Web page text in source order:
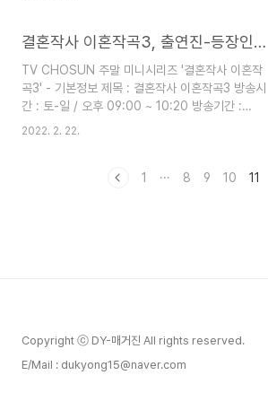
나 그리고… 한 명?! 다섯 명의 출연진이 진짜 속에
불허 육감 현혹 버라이어티 📌 tvN 예능 '식스센스
시즌3' - 식스센스 3란? 식스센스 3란? ‘촉’이 온다
~ ‘촉’이 와~ ‘촉’에 있어선 눈치 백 단의 멤버들이
‘진짜’를 찾기 위한 여정을 또다시 시작한다! ‘촉촉’
결혼작사 이혼작곡3, 출연진-등장인물-작가-하차배우-티저-넷플릭스
TV CHOSUN 주말 미니시리즈 '결혼작사 이혼작
곡3' - 기본정보 제목 : 결혼작사 이혼작곡3 방송시
간 : 토-일 / 오후 09:00 ~ 10:20 방송기간 :
2022년 2월 26일~ 2022년 4월 17일 (예정) 방
호, 강신효, 부배, 지영산, 송지인, 임혜영 外~ 스트
2022. 2. 22.
1 ··· 8 9 10 11
Copyright ⓒ DY-매거진 All rights reserved.
E/Mail : dukyong15@naver.com